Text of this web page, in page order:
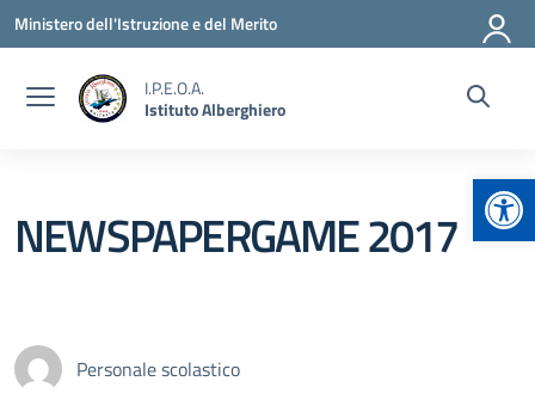
Vai ai contenuti
Vai al menu di navigazione
Vai al footer
Ministero dell'Istruzione e del Merito
I.P.E.O.A.
Istituto Alberghiero
NEWSPAPERGAME 2017
Personale scolastico